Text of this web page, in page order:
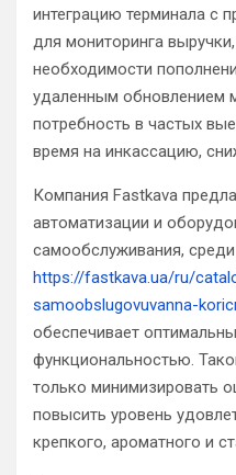
интеграцию терминала с
для мониторинга
необходимости
удаленным обновлением
потребность в частых
время на инкассацию,
Компания Fastkava
автоматизации и
самообслуживания,
https://fastkava.ua/ru/
samoobslugovuvanna-
обеспечивает
функциональностью.
только минимизировать
повысить уровень
крепкого, ароматного и